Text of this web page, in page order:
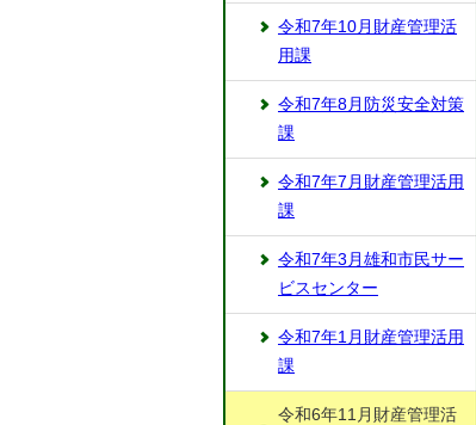
令和7年10月財産管理活
用課
令和7年8月防災安全対策
課
令和7年7月財産管理活用
課
令和7年3月雄和市民サー
ビスセンター
令和7年1月財産管理活用
課
令和6年11月財産管理活